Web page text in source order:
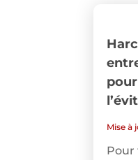
Mise à
Pour